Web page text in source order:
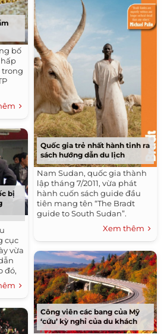
bố
trong
bị
cục
vừa
đó,
vào
Quốc gia trẻ nhất hành tinh ra
sách hướng dẫn du lịch
Nam Sudan, quốc gia thành
lập tháng 7/2011, vừa phát
hành cuốn sách guide đầu
tiên mang tên “The Bradt
guide to South Sudan”.
Xem thêm
Công viên các bang của Mỹ
‘cứu’ kỳ nghỉ của du khách